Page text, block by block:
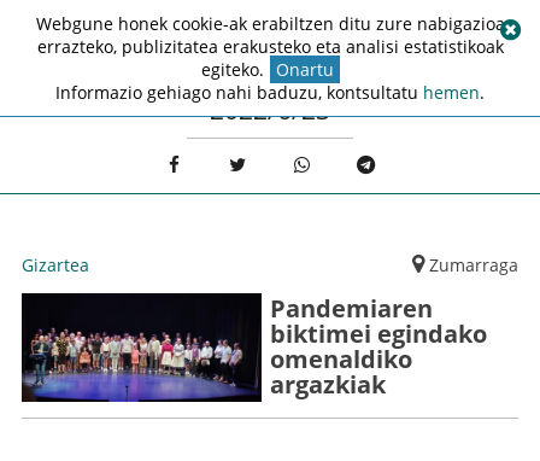
2022/6/23
Gizartea Zumarraga
Pandemiaren
biktimei egindako
omenaldiko
argazkiak
Webgune honek cookie-ak erabiltzen ditu zure nabigazioa
errazteko, publizitatea erakusteko eta analisi estatistikoak
egiteko. Onartu
Informazio gehiago nahi baduzu, kontsultatu hemen.